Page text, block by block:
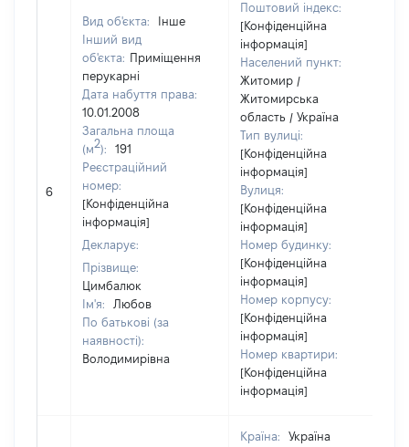
6
Вид об'єкта:
Інше
Інший вид
об'єкта: Приміщення
перукарні
Дата набуття права:
10.01.2008
Загальна площа
(м2):
191
Реєстраційний
номер:
[Конфіденційна
інформація]
Декларує:
Прізвище:
Цимбалюк
Ім'я:
Любов
По батькові (за
наявності):
Володимирівна
Поштовий індекс:
[Конфіденційна
інформація]
Населений пункт:
Житомир /
Житомирська
область / Україна
Тип вулиці:
[Конфіденційна
інформація]
Вулиця:
[Конфіденційна
інформація]
Номер будинку:
[Конфіденційна
інформація]
Номер корпусу:
[Конфіденційна
інформація]
Номер квартири:
[Конфіденційна
інформація]
Країна:
Україна